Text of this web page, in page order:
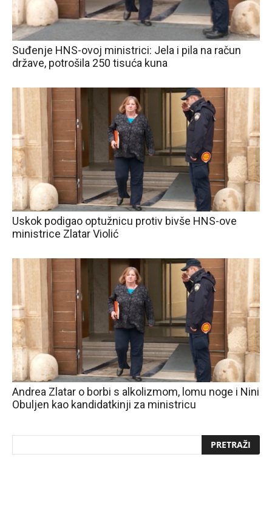
Suđenje HNS-ovoj ministrici: Jela i pila na račun
države, potrošila 250 tisuća kuna
Uskok podigao optužnicu protiv bivše HNS-ove
ministrice Zlatar Violić
Andrea Zlatar o borbi s alkolizmom, lomu noge i Nini
Obuljen kao kandidatkinji za ministricu